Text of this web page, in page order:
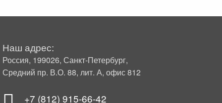
Наш адрес:
Россия, 199026, Санкт-Петербург,
Средний пр. В.О. 88, лит. А, офис 812
+7 (812) 915-66-42